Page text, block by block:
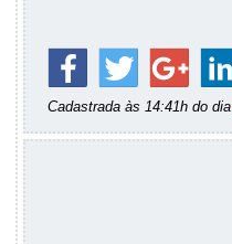
Cadastrada às 14:41h do dia